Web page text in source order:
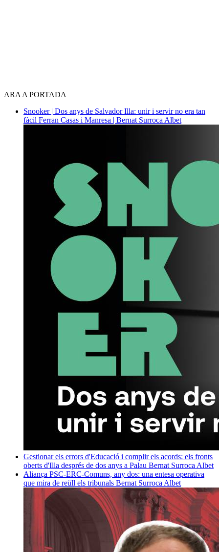
ARA A PORTADA
Snooker | Dos anys de Salvador Illa: unir i servir no era tan
fàcil Ferran Casas i Manresa | Bernat Surroca Albet
Gestionar els errors d'Educació i complir els acords: els fronts
oberts d'Illa després de dos anys a Palau Bernat Surroca Albet
Aliança PSC-ERC-Comuns, any dos: una entesa operativa
que mira de reüll els tribunals Bernat Surroca Albet